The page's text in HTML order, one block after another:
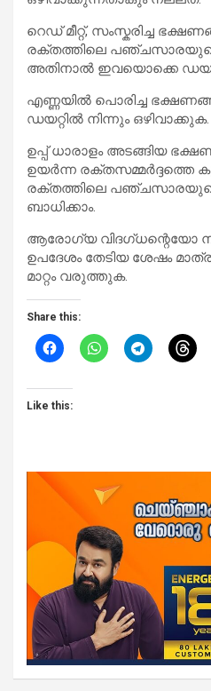
റെഡ് മീറ്റ്, സംസ്കരിച്ച
രക്തത്തിലെ
അതിനാല്‍ ഇവയൊക്കെ
എണ്ണയില്‍ പൊരിച്ച
ഡയറ്റില്‍ നിന്നും ഒഴിവാക്കുക.
ഉപ്പ് ധാരാളം അടങ്ങിയ
ഉയര്‍ന്ന രക്തസമ്മര്‍ദ്ദത്തെ
രക്തത്തിലെ
ബാധിക്കാം.
ആരോഗ്യ വിദഗ്ധന്റെയോ
ഉപദേശം തേടിയ ശേഷം
മാറ്റം വരുത്തുക.
Share this:
Like this: